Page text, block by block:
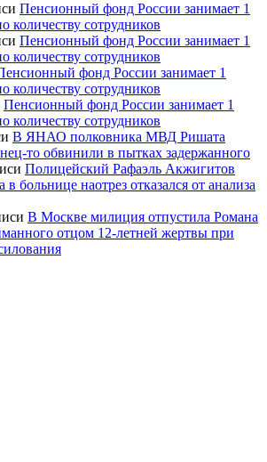
Пенсионный фонд России занимает 1
количеству сотрудников
Пенсионный фонд России занимает 1
количеству сотрудников
фонд России занимает 1
количеству сотрудников
Пенсионный фонд России занимает 1
количеству сотрудников
В ЯНАО полковника МВД Ришата
то обвинили в пытках задержанного
Полицейский Рафаэль Акжигитов
больнице наотрез отказался от анализа
В Москве милиция отпустила Романа
отцом 12-летней жертвы при